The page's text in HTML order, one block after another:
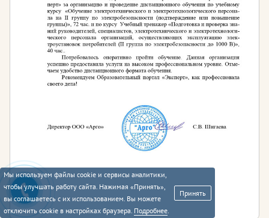
Мы используем файлы cookie и сервисы аналитики,
чтобы улучшать работу сайта. Нажимая «Принять»,
вы соглашаетесь с их использованием. Вы можете
отключить cookie в настройках браузера. Подробнее.
Принять